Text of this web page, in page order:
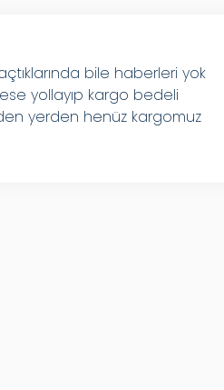
bile haberleri yok
yollayıp kargo bedeli
yerden henüz kargomuz